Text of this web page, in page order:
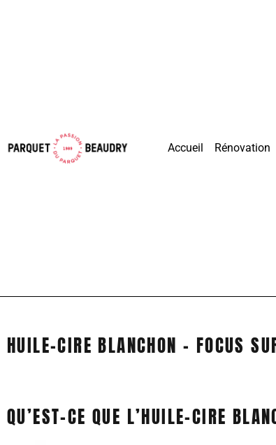
Accueil Rénovation
HUILE-CIRE BLANCHON – FOCUS
QU’EST-CE QUE L’HUILE-CIRE